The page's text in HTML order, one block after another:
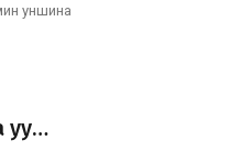
уншина
уу…